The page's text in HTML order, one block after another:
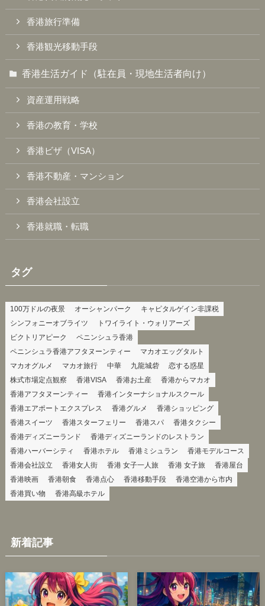
香港旅行準備
香港観光移動手段
香港生活ガイド（駐在員・現地生活者向け）
資産運用戦略
香港の教育・学校
香港ビザ（VISA）
香港不動産・マンション
香港会社設立
香港就職・転職
タグ
100万ドルの夜景 オーシャンパーク
キャピタルゲイン非課税
シンフォニーオブライツ
トワイライト・ウォリアーズ
ビクトリアピーク
ペニンシュラ香港
ペニンシュラ香港アフタヌーンティー
マカオエッグタルト
マカオグルメ
マカオ旅行 中華 九龍城砦
恋する惑星
株式市場定点観察
香港VISA 香港お土産
香港からマカオ
香港アフタヌーンティー
香港インターナショナルスクール
香港エアポートエクスプレス
香港グルメ
香港ショッピング
香港スイーツ
香港スターフェリー 香港スパ
香港タクシー
香港ディズニーランド
香港ディズニーランドのレストラン
香港ハーバーシティ
香港ホテル 香港ミシュラン
香港モデルコース
香港会社設立
香港女人街 香港 女子一人旅 香港 女子旅
香港屋台
香港映画
香港朝食 香港点心 香港移動手段
香港空港から市内
香港買い物
香港高級ホテル
新着記事